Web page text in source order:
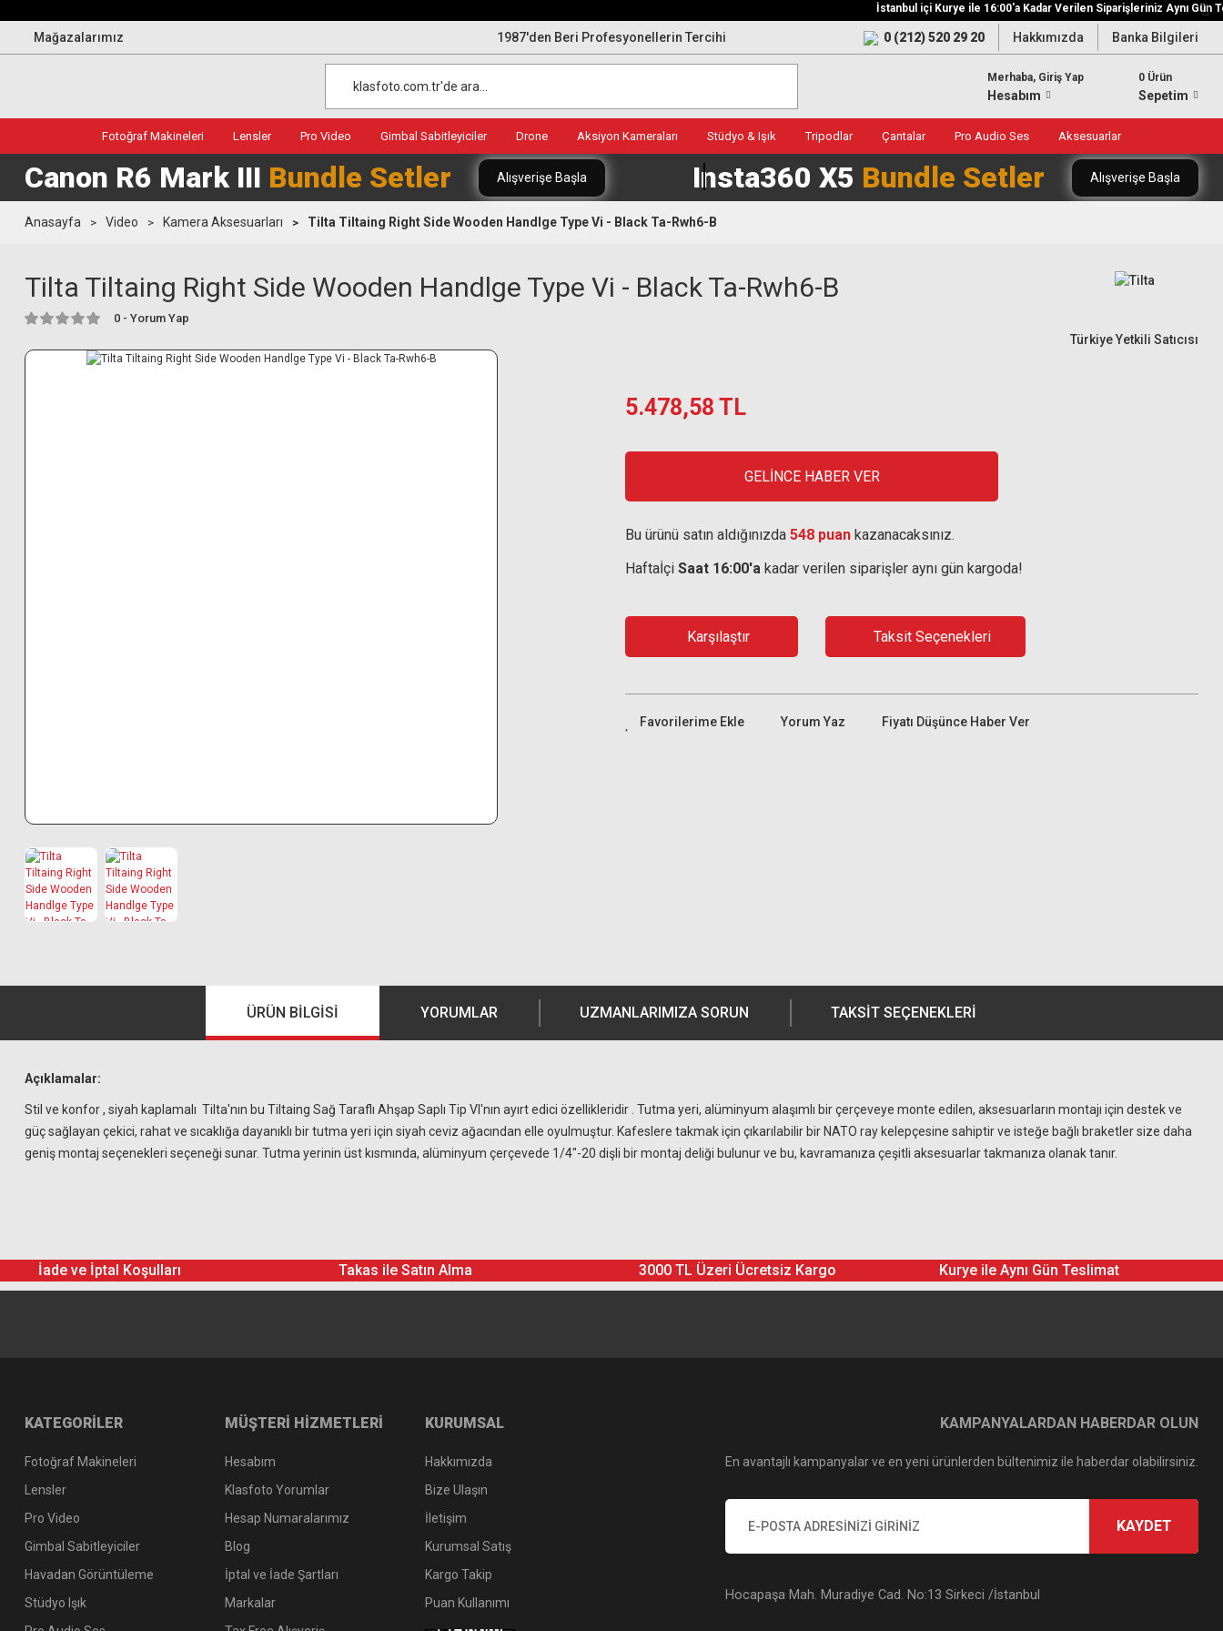
İstanbul içi Kurye ile 16:00'a Kadar Verilen Siparişleriniz Aynı Gün
Mağazalarımız 1987'den Beri Profesyonellerin Tercihi 0 (212) 520 29 20 Hakkımızda Banka Bilgileri
Merhaba, Giriş Yap
Hesabım
0 Ürün
Sepetim
Fotoğraf Makineleri Lensler Pro Video Gimbal Sabitleyiciler Drone Aksiyon Kameraları Stüdyo & Işık Tripodlar Çantalar Pro Audio Ses Aksesuarlar
Canon R6 Mark III Bundle Setler Alışverişe Başla Insta360 X5 Bundle Setler Alışverişe Başla
Anasayfa Video Kamera Aksesuarları Tilta Tiltaing Right Side Wooden Handlge Type Vi - Black Ta-Rwh6-B
Tilta Tiltaing Right Side Wooden Handlge Type Vi - Black Ta-Rwh6-B
0 - Yorum Yap
Türkiye Yetkili Satıcısı
5.478,58 TL
GELİNCE HABER VER
Bu ürünü satın aldığınızda 548 puan kazanacaksınız.
Haftaİçi Saat 16:00'a kadar verilen siparişler aynı gün kargoda!
Karşılaştır Taksit Seçenekleri
Yorum Yaz Fiyatı Düşünce Haber Ver
ÜRÜN BILGISI YORUMLAR UZMANLARIMIZA SORUN TAKSIT SEÇENEKLERI
Açıklamalar:
Stil ve konfor , siyah kaplamalı Tilta'nın bu Tiltaing Sağ Taraflı Ahşap Saplı Tip VI'nın ayırt edici özellikleridir . Tutma yeri, alüminyum alaşımlı bir çerçeveye monte edilen, aksesuarların montajı için destek ve
güç sağlayan çekici, rahat ve sıcaklığa dayanıklı bir tutma yeri için siyah ceviz ağacından elle oyulmuştur. Kafeslere takmak için çıkarılabilir bir NATO ray kelepçesine sahiptir ve isteğe bağlı braketler size daha
geniş montaj seçenekleri seçeneği sunar. Tutma yerinin üst kısmında, alüminyum çerçevede 1/4"-20 dişli bir montaj deliği bulunur ve bu, kavramanıza çeşitli aksesuarlar takmanıza olanak tanır.
İade ve İptal Koşulları Takas ile Satın Alma 3000 TL Üzeri Ücretsiz Kargo Kurye ile Aynı Gün Teslimat
KATEGORİLER
Fotoğraf Makineleri
Lensler
Pro Video
Gimbal Sabitleyiciler
Havadan Görüntüleme
Stüdyo Işık
MÜŞTERİ HİZMETLERİ
Hesabım
Klasfoto Yorumlar
Hesap Numaralarımız
Blog
İptal ve İade Şartları
Markalar
KURUMSAL
Hakkımızda
Bize Ulaşın
İletişim
Kurumsal Satış
Kargo Takip
Puan Kullanımı
KAMPANYALARDAN HABERDAR OLUN
En avantajlı kampanyalar ve en yeni ürünlerden bültenimiz ile haberdar olabilirsiniz.
KAYDET
Hocapaşa Mah. Muradiye Cad. No:13 Sirkeci /İstanbul